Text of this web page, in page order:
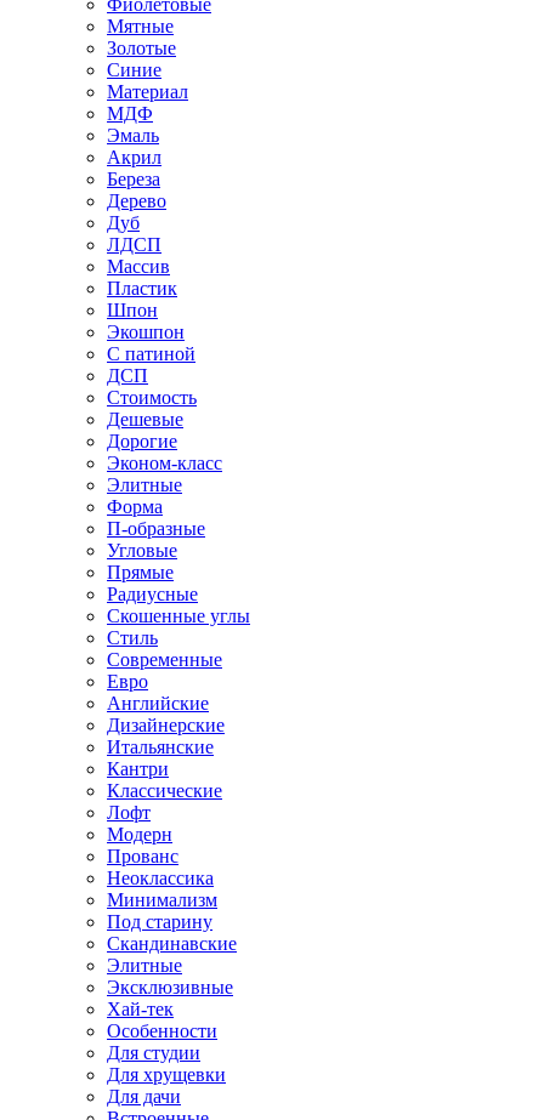
Фиолетовые
Мятные
Золотые
Синие
Материал
МДФ
Эмаль
Акрил
Береза
Дерево
Дуб
ЛДСП
Массив
Пластик
Шпон
Экошпон
С патиной
ДСП
Стоимость
Дешевые
Дорогие
Эконом-класс
Элитные
Форма
П-образные
Угловые
Прямые
Радиусные
Скошенные углы
Стиль
Современные
Евро
Английские
Дизайнерские
Итальянские
Кантри
Классические
Лофт
Модерн
Прованс
Неоклассика
Минимализм
Под старину
Скандинавские
Элитные
Эксклюзивные
Хай-тек
Особенности
Для студии
Для хрущевки
Для дачи